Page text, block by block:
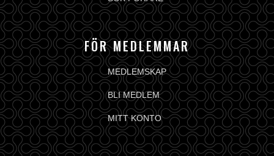
FÖR MEDLEMMAR
MEDLEMSKAP
BLI MEDLEM
MITT KONTO